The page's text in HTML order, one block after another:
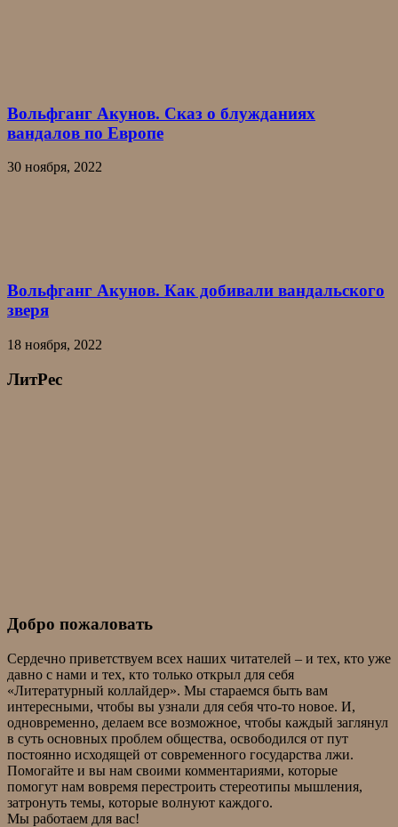
Вольфганг Акунов. Сказ о блужданиях
вандалов по Европе
30 ноября, 2022
Вольфганг Акунов. Как добивали вандальского
зверя
18 ноября, 2022
ЛитРес
Добро пожаловать
Сердечно приветствуем всех наших читателей – и тех, кто уже
давно с нами и тех, кто только открыл для себя
«Литературный коллайдер». Мы стараемся быть вам
интересными, чтобы вы узнали для себя что-то новое. И,
одновременно, делаем все возможное, чтобы каждый заглянул
в суть основных проблем общества, освободился от пут
постоянно исходящей от современного государства лжи.
Помогайте и вы нам своими комментариями, которые
помогут нам вовремя перестроить стереотипы мышления,
затронуть темы, которые волнуют каждого.
Мы работаем для вас!